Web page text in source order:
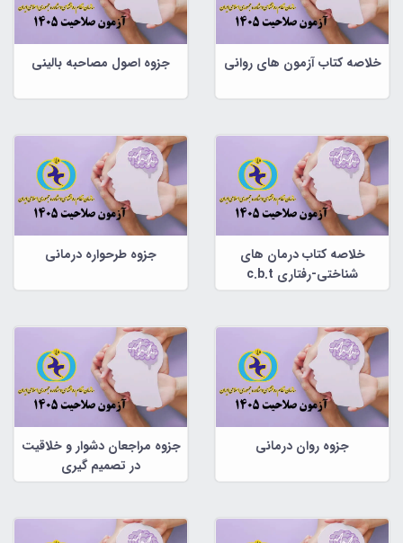
خلاصه کتاب آزمون های روانی جزوه اصول مصاحبه بالینی
خلاصه کتاب درمان های
شناختی-رفتاری c.b.t
جزوه طرحواره درمانی
جزوه روان درمانی
جزوه مراجعان دشوار و خلاقیت
در تصمیم گیری